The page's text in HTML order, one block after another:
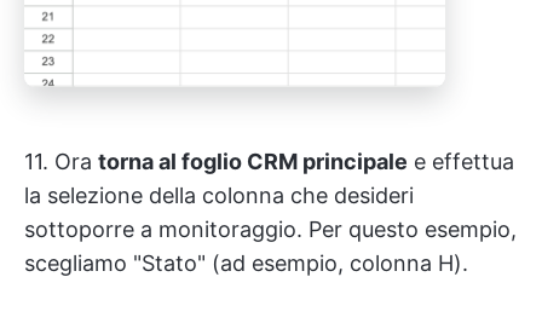
11. Ora torna al foglio CRM principale e effettua
la selezione della colonna che desideri
sottoporre a monitoraggio. Per questo esempio,
scegliamo "Stato" (ad esempio, colonna H).